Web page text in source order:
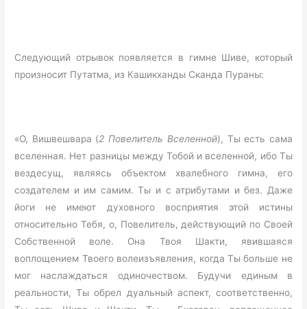
Следующий отрывок появляется в гимне Шиве, который
произносит Путатма, из Кашикханды Сканда Пураны:
«О, Вишвешвара (2 Повелитель Вселенной), Ты есть сама
вселенная. Нет разницы между Тобой и вселенной, ибо Ты
вездесущ, являясь объектом хвалебного гимна, его
создателем и им самим. Ты и с атрибутами и без. Даже
йоги не имеют духовного восприятия этой истины
относительно Тебя, о, Повелитель, действующий по Своей
Собственной воле. Она Твоя Шакти, явившаяся
воплощением Твоего волеизъявления, когда Ты больше не
мог наслаждаться одиночеством. Будучи единым в
реальности, Ты обрел дуальный аспект, соответственно,